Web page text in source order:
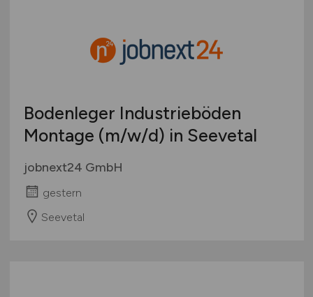
Bodenleger Industrieböden
Montage (m/w/d) in Seevetal
jobnext24 GmbH
gestern
Seevetal